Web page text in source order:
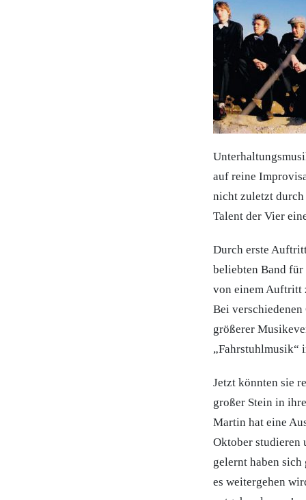
auf reine
nicht zuletzt durch
Talent der Vier
Durch erste
beliebten Band für
von einem Auftritt
Bei
größerer
„Fahrstuhlmusik“
Jetzt könnten sie
großer Stein in
Martin hat eine
Oktober studieren
gelernt haben
es weitergehen